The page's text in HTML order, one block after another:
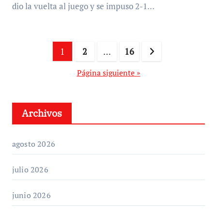
dio la vuelta al juego y se impuso 2-1…
Paginación
1 2 … 16
Página siguiente »
Archivos
agosto 2026
julio 2026
junio 2026